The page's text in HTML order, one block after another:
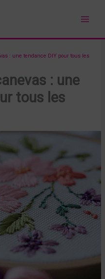
: une tendance DIY pour tous les
: une
tous les